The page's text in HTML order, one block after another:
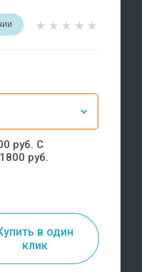
в один
клик
руб. С
руб.